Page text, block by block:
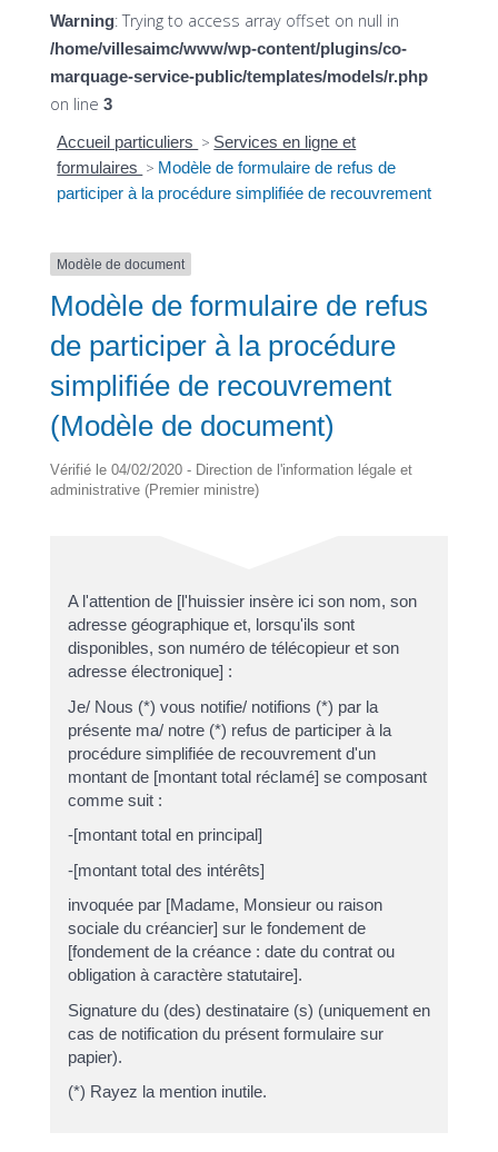
Warning: Trying to access array offset on null in
/home/villesaimc/www/wp-content/plugins/co-
marquage-service-public/templates/models/r.php
on line 3
Accueil particuliers > Services en ligne et
formulaires > Modèle de formulaire de refus de
participer à la procédure simplifiée de recouvrement
Modèle de document
Modèle de formulaire de refus
de participer à la procédure
simplifiée de recouvrement
(Modèle de document)
Vérifié le 04/02/2020 - Direction de l'information légale et
administrative (Premier ministre)
A l'attention de [l'huissier insère ici son nom, son
adresse géographique et, lorsqu'ils sont
disponibles, son numéro de télécopieur et son
adresse électronique] :
Je/ Nous (*) vous notifie/ notifions (*) par la
présente ma/ notre (*) refus de participer à la
procédure simplifiée de recouvrement d'un
montant de [montant total réclamé] se composant
comme suit :
-[montant total en principal]
-[montant total des intérêts]
invoquée par [Madame, Monsieur ou raison
sociale du créancier] sur le fondement de
[fondement de la créance : date du contrat ou
obligation à caractère statutaire].
Signature du (des) destinataire (s) (uniquement en
cas de notification du présent formulaire sur
papier).
(*) Rayez la mention inutile.